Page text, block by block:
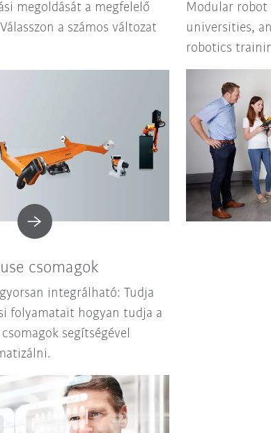
megoldását a megfelelő
a számos változat
Modular
universities,
robotics
csomagok
integrálható: Tudja
folyamatait hogyan tudja a
segítségével